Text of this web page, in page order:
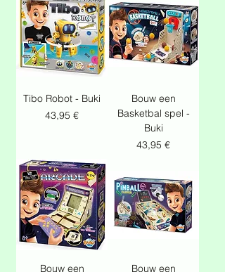
Tibo Robot - Buki
Prix
43,95 €
Bouw een
Basketbal spel -
Buki
Prix
43,95 €
Bouw een
Bouw een